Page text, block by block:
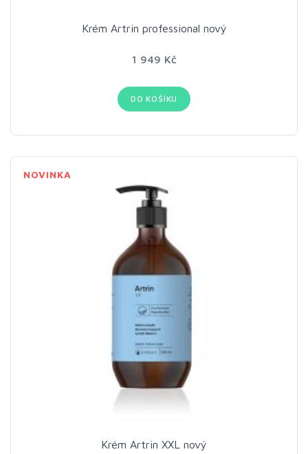
Krém Artrin professional nový
1 949 Kč
DO KOŠÍKU
NOVINKA
Krém Artrin XXL nový